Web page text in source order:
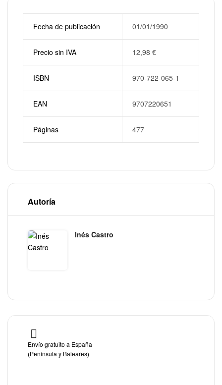
Fecha de publicación 01/01/1990
Precio sin IVA 12,98 €
ISBN 970-722-065-1
EAN 9707220651
Páginas 477
Autoría
Inés Castro
Envío gratuito a España
(Península y Baleares)